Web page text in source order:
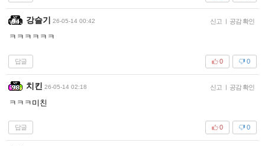
강슬기 26-05-14 00:42 신고 | 공감 확인
ㅋㅋㅋㅋㅋㅋ
답글 0
0
치킨 26-05-14 02:18 신고 | 공감 확인
ㅋㅋㅋ미친
답글 0
0